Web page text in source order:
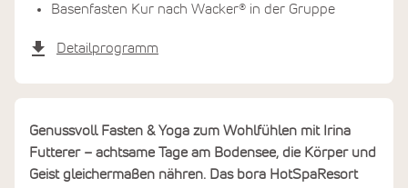
Basenfasten Kur nach Wacker® in der Gruppe
Detailprogramm
Genussvoll Fasten & Yoga zum Wohlfühlen mit Irina
Futterer – achtsame Tage am Bodensee, die Körper und
Geist gleichermaßen nähren. Das bora HotSpaResort